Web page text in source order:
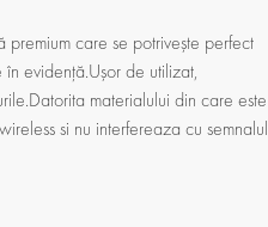
care se potrivește perfect
evidență.Ușor de utilizat,
materialului din care este
si nu interfereaza cu semnalul